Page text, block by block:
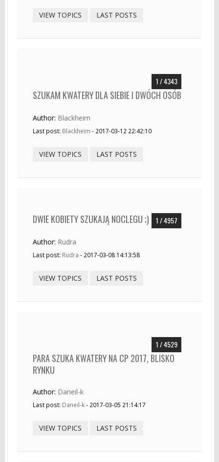
VIEW TOPICS LAST POSTS
1 / 4343
SZUKAM KWATERY DLA SIEBIE I DWÓCH OSÓB
Author: Blackheim
Last post: Blackheim - 2017-03-12 22:42:10
VIEW TOPICS LAST POSTS
1 / 4957
DWIE KOBIETY SZUKAJĄ NOCLEGU ;)
Author: Rudra
Last post: Rudra - 2017-03-08 14:13:58
VIEW TOPICS LAST POSTS
1 / 4529
PARA SZUKA KWATERY NA CP 2017, BLISKO
RYNKU
Author: Daneil-k
Last post: Daneil-k- 2017-03-05 21:14:17
VIEW TOPICS LAST POSTS